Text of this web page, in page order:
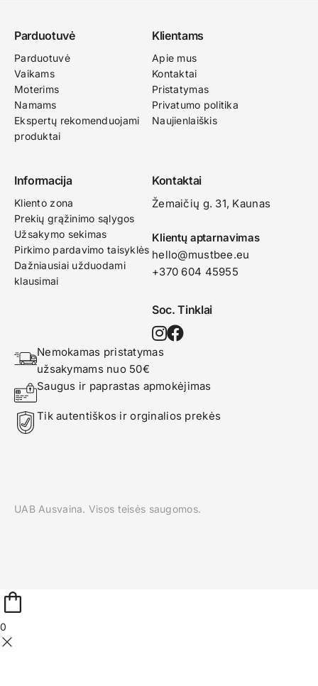
Parduotuvė
Parduotuvė
Vaikams
Moterims
Namams
Ekspertų rekomenduojami
produktai
Klientams
Apie mus
Kontaktai
Pristatymas
Privatumo politika
Naujienlaiškis
Informacija
Kliento zona
Prekių grąžinimo sąlygos
Užsakymo sekimas
Pirkimo pardavimo taisyklės
Dažniausiai užduodami
klausimai
Kontaktai
Žemaičių g. 31, Kaunas​
Klientų aptarnavimas
hello@mustbee.eu
+370 604 45955
Soc. Tinklai
Nemokamas pristatymas
užsakymams nuo 50€
Saugus ir paprastas apmokėjimas
Tik autentiškos ir orginalios prekės
UAB Ausvaina. Visos teisės saugomos.
0